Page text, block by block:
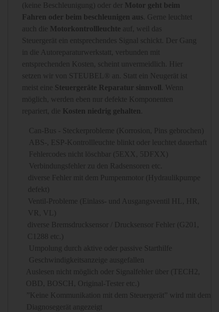
(keine Beschleunigung) oder der
Motor geht beim
Fahren oder beim beschleunigen aus . Gerne leuchtet
auch die Motorkontrollleuchte auf, weil das
Steuergerät ein entsprechendes Signal schickt. Der Gang
in die Autoreparaturwerkstatt, verbunden mit
entsprechenden Kosten, scheint unvermeidlich. Hier
setzen wir von STEUBEL® an. Statt ein Neugerät ist
meist eine Steuergeräte Reparatur sinnvoll . Wenn
möglich, werden eben nur defekte Komponenten
repariert, die Kosten niedrig gehalten
Can-Bus - Steckerprobleme (Korrosion, Pins gebrochen)
ABS-, ESP-Kontrollleuchte blinkt oder leuchtet dauerhaft
Fehlercodes nicht löschbar (5EXX, 5DFXX)
Verbindungsfehler zu den Radsensoren etc.
diverse Fehler mit dem Pumpenmotor (Hydraulikpumpe
defekt)
Ventil-Probleme (Einlass- und Ausgangsventil HL, HR,
VR, VL)
diverse Bremsdrucksensor / Drucksensor Fehler (G201,
C1288 etc.)
Umpolung durch aktive oder passive Starthilfe
Geschwindigkeitsanzeige ausgefallen
Auslesen nicht möglich oder Signalfehler über (TECH2,
OBD, BOSCH, Original-Tester etc.)
”Keine Kommunikation mit dem Steuergerät” wird mit dem
Diagnosegerät angezeigt